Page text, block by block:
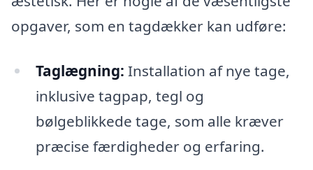
opgaver, som en tagdækker kan udføre:
Taglægning: Installation af nye tage,
inklusive tagpap, tegl og
bølgeblikkede tage, som alle kræver
præcise færdigheder og erfaring.